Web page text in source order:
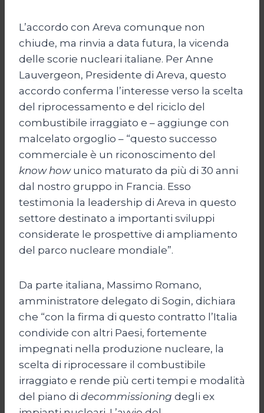
L’accordo con Areva comunque non
chiude, ma rinvia a data futura, la vicenda
delle scorie nucleari italiane. Per Anne
Lauvergeon, Presidente di Areva, questo
accordo conferma l’interesse verso la scelta
del riprocessamento e del riciclo del
combustibile irraggiato e – aggiunge con
malcelato orgoglio – “questo successo
commerciale è un riconoscimento del
know howunico maturato da più di 30 anni
dal nostro gruppo in Francia. Esso
testimonia la leadership di Areva in questo
settore destinato a importanti sviluppi
considerate le prospettive di ampliamento
del parco nucleare mondiale”.
Da parte italiana, Massimo Romano,
amministratore delegato di Sogin, dichiara
che “con la firma di questo contratto l’Italia
condivide con altri Paesi, fortemente
impegnati nella produzione nucleare, la
scelta di riprocessare il combustibile
irraggiato e rende più certi tempi e modalità
del piano di decommissioning degli ex